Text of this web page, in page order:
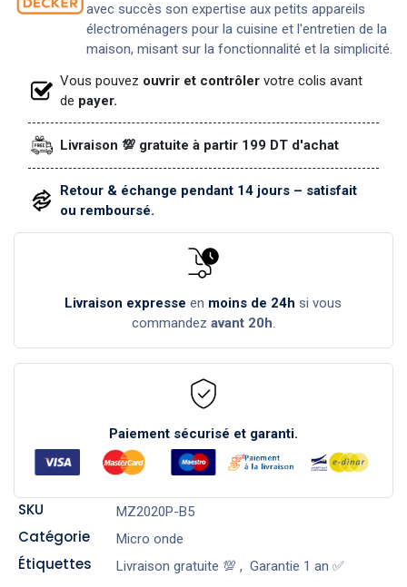
avec succès son expertise aux petits appareils
électroménagers pour la cuisine et l'entretien de la
maison, misant sur la fonctionnalité et la simplicité.
Vous pouvez ouvrir et contrôler votre colis avant
de payer.
Livraison 💯 gratuite à partir 199 DT d'achat
Retour & échange pendant 14 jours – satisfait
ou remboursé.
Livraison expresse en moins de 24h si vous
commandez avant 20h.
Paiement sécurisé et garanti.
SKU MZ2020P-B5
Catégorie Micro onde
Étiquettes Livraison gratuite 💯 , Garantie 1 an ✅